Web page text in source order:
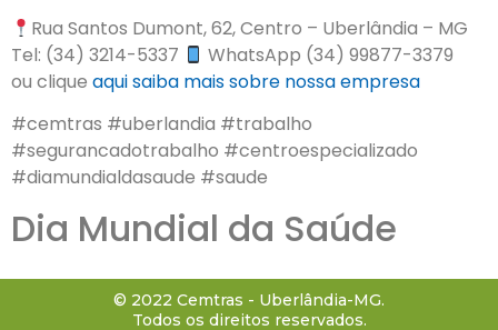
Rua Santos Dumont, 62, Centro – Uberlândia – MG
Tel: (34) 3214-5337
WhatsApp (34) 99877-3379
ou clique aquisaiba mais sobre nossa empresa
#cemtras #uberlandia #trabalho
#segurancadotrabalho #centroespecializado
#diamundialdasaude #saude
Dia Mundial da Saúde
© 2022 Cemtras - Uberlândia-MG.
Todos os direitos reservados.